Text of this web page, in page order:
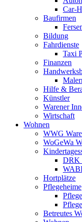
Car-
Baufirmen
Bildung
Fahrdienste
Taxi
Finanzen
Hilfe &
Künstler
Warener
Wirtschaft
Wohnen
WWG
WoGeWa
DRK
Hortplätze
Pflegeheime
Betreutes